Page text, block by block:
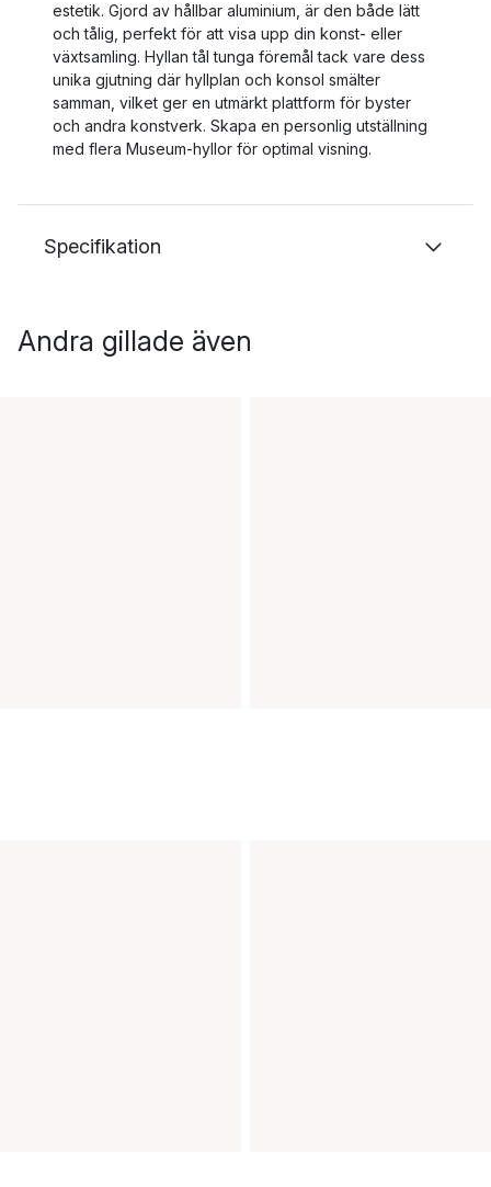
estetik. Gjord av hållbar aluminium, är den både lätt
och tålig, perfekt för att visa upp din konst- eller
växtsamling. Hyllan tål tunga föremål tack vare dess
unika gjutning där hyllplan och konsol smälter
samman, vilket ger en utmärkt plattform för byster
och andra konstverk. Skapa en personlig utställning
med flera Museum-hyllor för optimal visning.
Specifikation
Andra gillade även